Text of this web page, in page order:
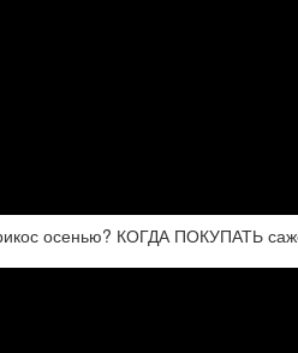
осенью? КОГДА ПОКУПАТЬ